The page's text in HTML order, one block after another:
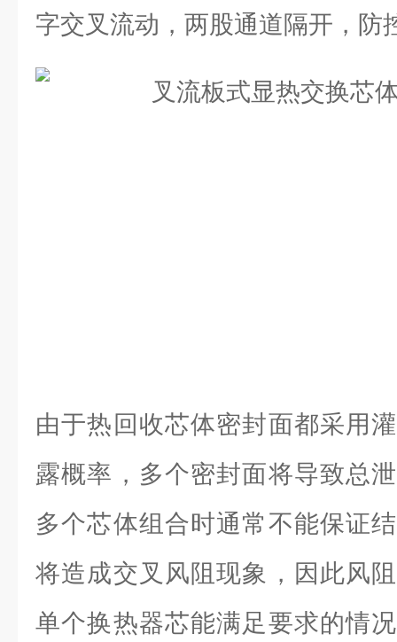
字交叉流动，两股通道隔开，防
由于热回收芯体密封面都采用
露概率，多个密封面将导致总
多个芯体组合时通常不能保证
将造成交叉风阻现象，因此风
单个换热器芯能满足要求的情